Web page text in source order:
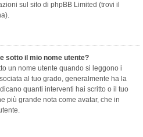
sul sito di phpBB Limited (trovi il
sotto il mio nome utente?
un nome utente quando si leggono i
al tuo grado, generalmente ha la
quanti interventi hai scritto o il tuo
più grande nota come avatar, che in